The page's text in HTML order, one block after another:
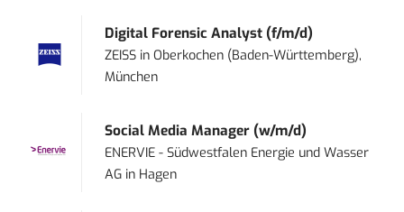
Digital Forensic Analyst (f/m/d)
ZEISS inOberkochen (Baden-Württemberg),
München
Social Media Manager (w/m/d)
ENERVIE - Südwestfalen Energie und Wasser
AG in Hagen